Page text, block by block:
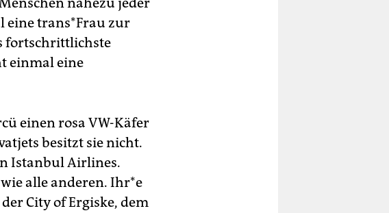
eine trans*Frau zur
fortschrittlichste
einmal eine
einen rosa VW-Käfer
besitzt sie nicht.
Istanbul Airlines.
alle anderen. Ihr*e
City of Ergiske, dem